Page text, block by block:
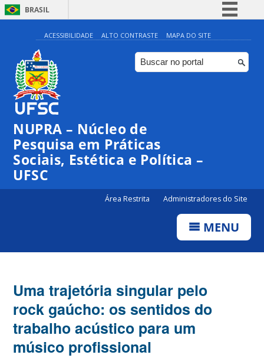
BRASIL
Simplifique!
Comunica BR
Participe
ACESSIBILIDADE ALTO CONTRASTE MAPA DO SITE
NUPRA – Núcleo de
Pesquisa em Práticas
Sociais, Estética e Política –
UFSC
Área Restrita Administradores do Site
MENU
Uma trajetória singular pelo
rock gaúcho: os sentidos do
trabalho acústico para um
músico profissional